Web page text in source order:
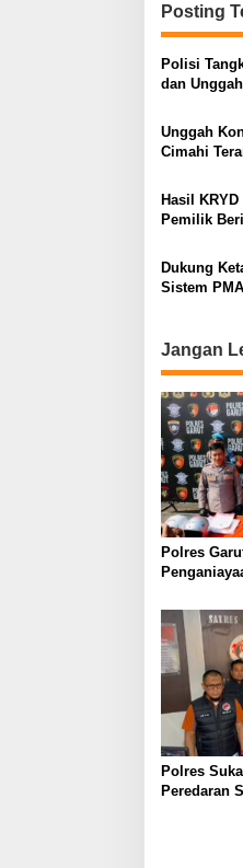
Posting
Polisi
dan
Unggah
Cimahi
Hasil
Pemilik
Dukung
Sistem
Jangan
Polres
Dunia
Polres
Peredaran